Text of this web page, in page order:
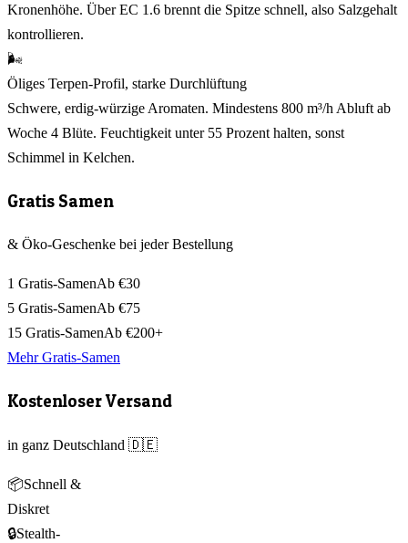
Kronenhöhe. Über EC 1.6 brennt die Spitze schnell, also Salzgehalt
kontrollieren.
🌬️
Öliges Terpen-Profil, starke Durchlüftung
Schwere, erdig-würzige Aromaten. Mindestens 800 m³/h Abluft ab
Woche 4 Blüte. Feuchtigkeit unter 55 Prozent halten, sonst
Schimmel in Kelchen.
Gratis Samen
& Öko-Geschenke bei jeder Bestellung
1 Gratis-SamenAb €30
5 Gratis-SamenAb €75
15 Gratis-SamenAb €200+
Mehr Gratis-Samen
Kostenloser Versand
in ganz Deutschland 🇩🇪
📦Schnell &
Diskret
🔒Stealth-